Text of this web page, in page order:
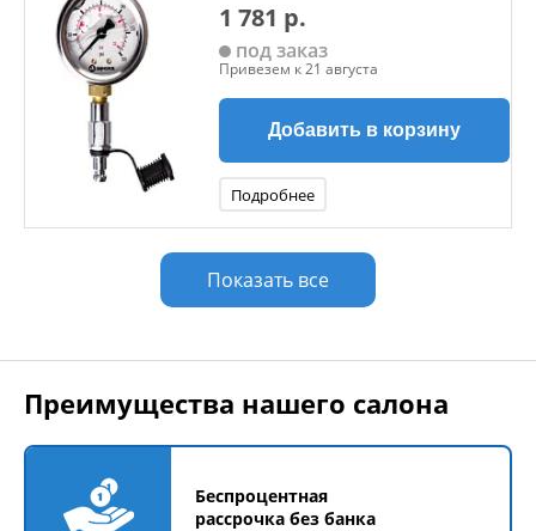
1 781 р.
под заказ
Привезем к 21 августа
Добавить в корзину
Подробнее
Показать все
Преимущества нашего салона
Беспроцентная
рассрочка без банка